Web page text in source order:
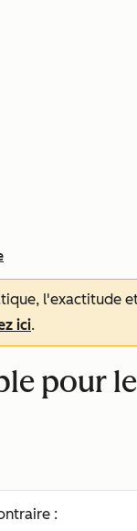
l'exactitude
ici.
pour
: